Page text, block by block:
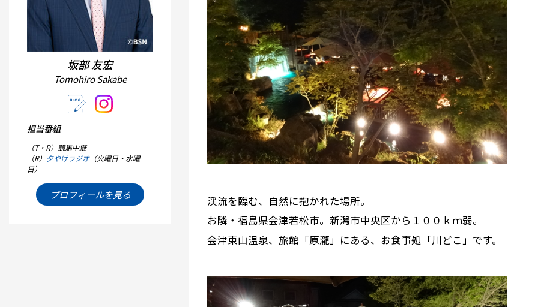
坂部 友宏
Tomohiro Sakabe
担当番組
（T・R）競馬中継
（R） 夕やけラジオ（火曜日・水曜
日）
プロフィールを見る
渓流を臨む、自然に抱かれた場所。
お隣・福島県会津若松市。新潟市中央区から１００ｋｍ弱。
会津東山温泉、旅館「原瀧」にある、お食事処「川どこ」です。